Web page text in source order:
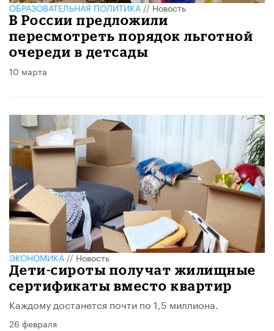
ОБРАЗОВАТЕЛЬНАЯ ПОЛИТИКА//Новость
В России предложили
пересмотреть порядок льготной
очереди в детсады
10 марта
ЭКОНОМИКА//Новость
Дети-сироты получат жилищные
сертификаты вместо квартир
Каждому достанется почти по 1,5 миллиона.
26 февраля